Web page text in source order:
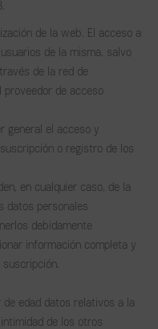
de la web. El acceso a
de la misma, salvo
de la red de
proveedor de acceso
general el acceso y
o registro de los
en cualquier caso, de la
datos personales
debidamente
información completa y
de edad datos relativos a la
de los otros